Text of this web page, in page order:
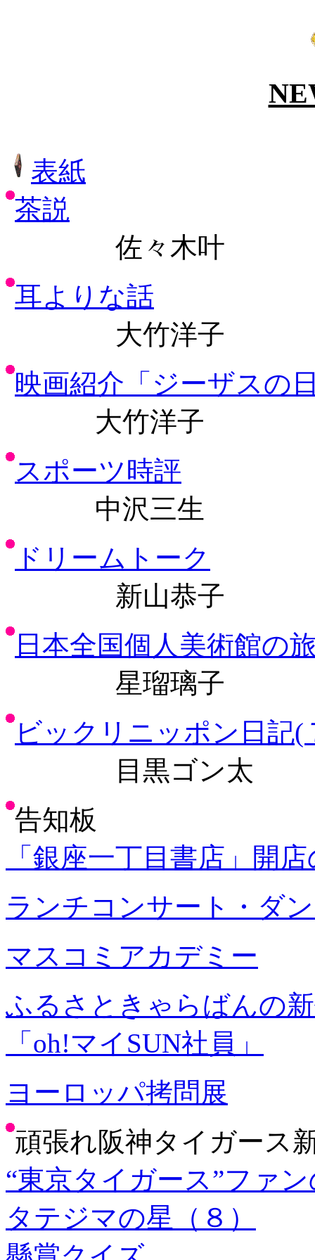
表紙
茶説
佐々木叶
耳よりな話
大竹洋子
映画紹介「ジーザスの
大竹洋子
スポーツ時評
中沢三生
ドリームトーク
新山恭子
日本全国個人美術館の
星瑠璃子
ビックリニッポン日記(
目黒ゴン太
告知板
「銀座一丁目書店」開
ランチコンサート・ダ
マスコミアカデミー
ふるさときゃらばんの
「oh!マイSUN社員」
ヨーロッパ拷問展
頑張れ阪神タイガース
“東京タイガース”ファ
タテジマの星（８）